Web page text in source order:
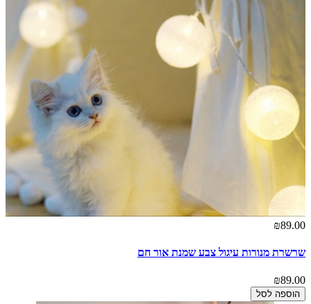
₪89.00
שרשרת מנורות עיגול צבע שמנת אור חם
₪89.00
הוספה לסל